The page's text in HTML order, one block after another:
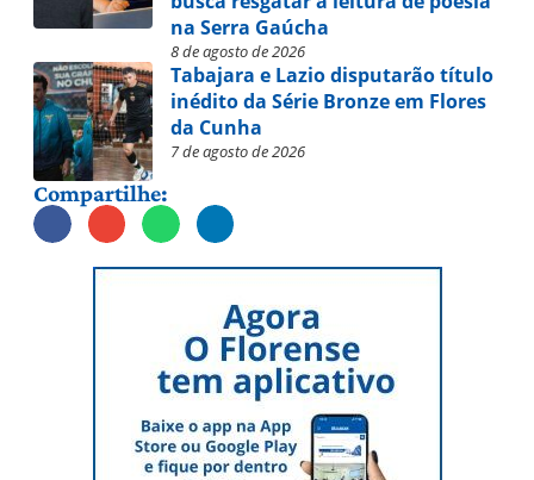
na Serra Gaúcha
8 de agosto de 2026
Tabajara e Lazio disputarão título
inédito da Série Bronze em Flores
da Cunha
7 de agosto de 2026
Compartilhe: